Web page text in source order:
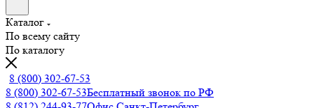
Каталог
По всему сайту
По каталогу
8 (800) 302-67-53
8 (800) 302-67-53Бесплатный звонок по РФ